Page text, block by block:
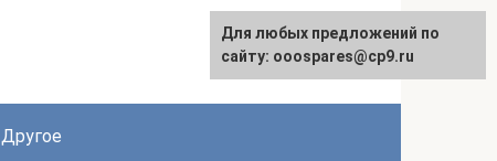
English
Другое
Для любых предложений по
сайту: ooospares@cp9.ru